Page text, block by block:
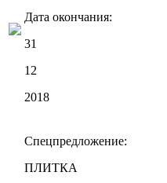
Дата окончания:
31
12
2018
Спецпредложение:
ПЛИТКА